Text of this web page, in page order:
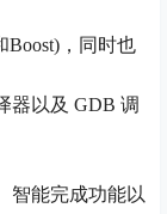
Boost)，同时也
器以及 GDB 调
智能完成功能以